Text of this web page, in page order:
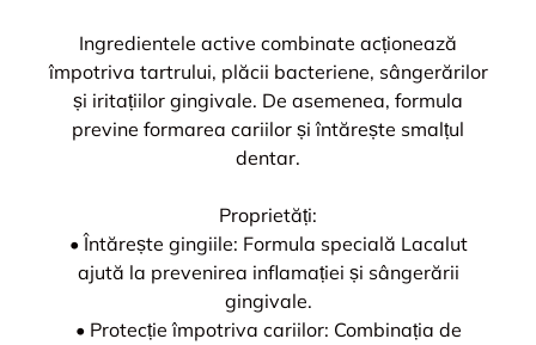
Ingredientele active combinate acționează
împotriva tartrului, plăcii bacteriene, sângerărilor
și iritațiilor gingivale. De asemenea, formula
previne formarea cariilor și întărește smalțul
dentar.
Proprietăți:
• Întărește gingiile: Formula specială Lacalut
ajută la prevenirea inflamației și sângerării
gingivale.
• Protecție împotriva cariilor: Combinația de